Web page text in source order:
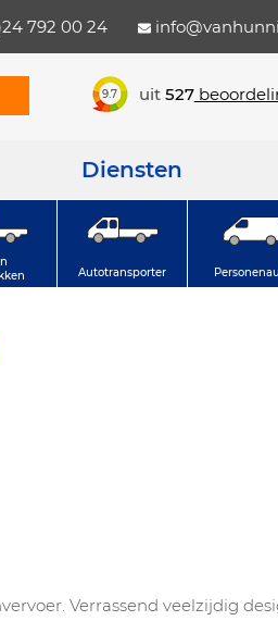
792 00 24
9.7 uit 527
Diensten
Autotransporter
Verrassend veelzijdig